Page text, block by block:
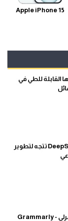
Apple iPhone 15
للطي في
بعيدًا عن إنفيديا وهواوي… DeepSeek تتجه لتطوير
تحميل تطبيق لوحة مفاتيح جرامرلي - Grammarly